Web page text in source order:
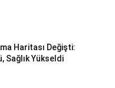
Haritası Değişti:
Sağlık Yükseldi